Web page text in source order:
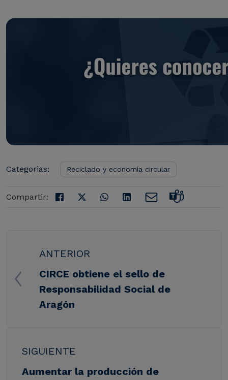
Categorias: Reciclado y economía circular
Compartir:
ANTERIOR
CIRCE obtiene el sello de
Responsabilidad Social de
Aragón
SIGUIENTE
Aumentar la producción de